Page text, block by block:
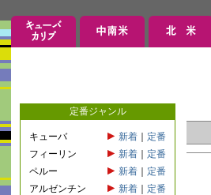
定番ジャンル
キューバ 新着
定番
フィーリン
新着
定番
ペルー
新着
定番
アルゼンチン
新着
定番